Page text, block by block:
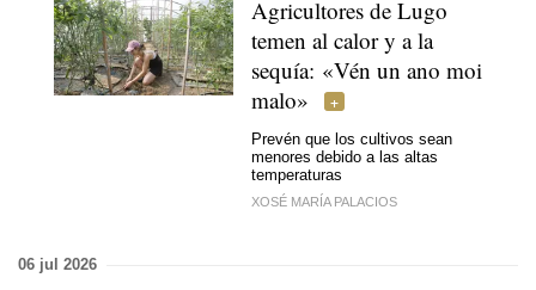
Agricultores de Lugo
temen al calor y a la
sequía: «Vén un ano moi
malo»
Prevén que los cultivos sean
menores debido a las altas
temperaturas
XOSÉ MARÍA PALACIOS
06 jul 2026